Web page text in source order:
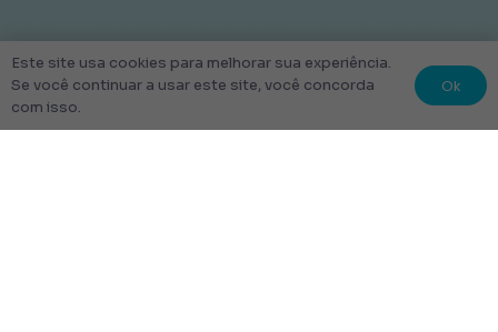
Este site usa cookies para melhorar sua experiência.
Se você continuar a usar este site, você concorda
com isso.
Ok